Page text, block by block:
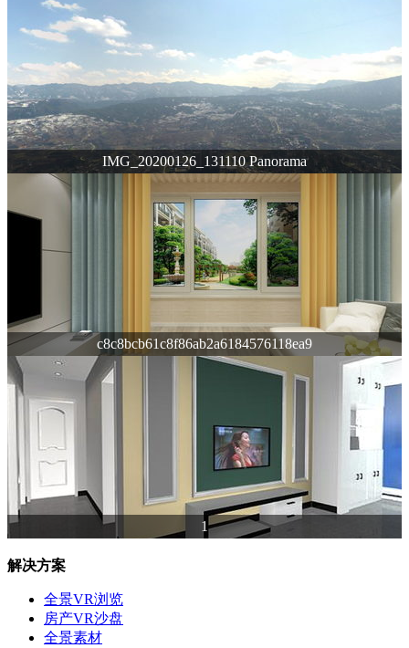
IMG_20200126_131110 Panorama
c8c8bcb61c8f86ab2a6184576118ea9
1
解决方案
全景VR浏览
房产VR沙盘
全景素材